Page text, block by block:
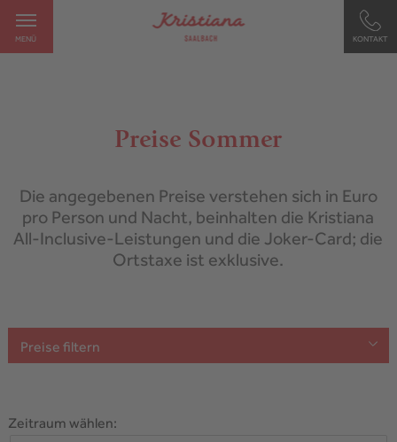
MENÜ KONTAKT
Preise Sommer
Die angegebenen Preise verstehen sich in Euro
pro Person und Nacht, beinhalten die Kristiana
All-Inclusive-Leistungen und die Joker-Card; die
Ortstaxe ist exklusive.
Preise filtern
Zeitraum wählen: